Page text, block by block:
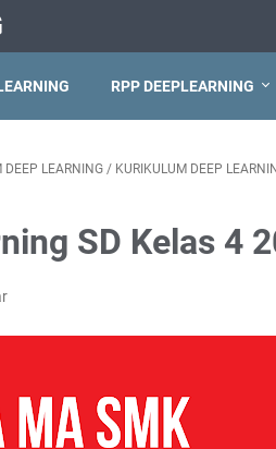
RPP DEEPLEARNING
DEEP LEARNING / KURIKULUM DEEP
SD Kelas 4